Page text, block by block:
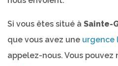
Si vous êtes situé à Sainte-
que vous avez une urgence
appelez-nous. Vous pouvez